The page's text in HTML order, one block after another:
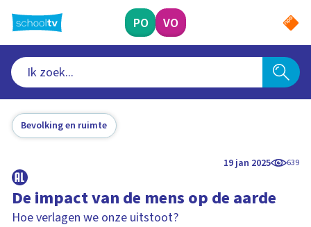
naar
hoofdinhoud
PO VO
Bevolking en ruimte
19 jan 2025 639
De impact van de mens op de aarde
Hoe verlagen we onze uitstoot?